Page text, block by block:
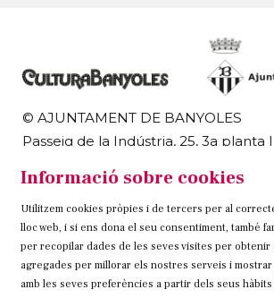
© AJUNTAMENT DE BANYOLES
Passeig de la Indústria, 25, 3a planta
972 58 18 48 | 972 57 00 50
Sitemap Avís Legal Ús de Cookies
Link aLink a
Informació sobre cookies
Utilitzem cookies pròpies i de tercers per al
lloc web, i si ens dona el seu consentiment, també
per recopilar dades de les seves visites per obtenir
agregades per millorar els nostres serveis i
amb les seves preferències a partir dels seus